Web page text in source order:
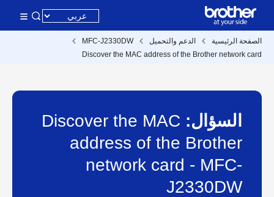
الصفحة الرئيسية الدعم والتحميل
MFC-J2330DW
Discover the MAC address of the Brother network card
السؤال:
Discover the MAC
address of the Brother
network card - MFC-
J2330DW